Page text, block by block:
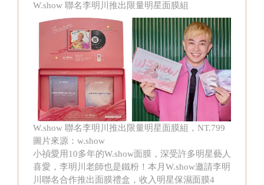
W.show 聯名李明川推出限量明星面膜組
W.show 聯名李明川推出限量明星面膜組，NT.799
圖片來源：w.show
小禎愛用10多年的W.show面膜，深受許多明星藝人
喜愛，李明川老師也是鐵粉！本月W.show邀請李明
川聯名合作推出面膜禮盒，收入明星保濕面膜4